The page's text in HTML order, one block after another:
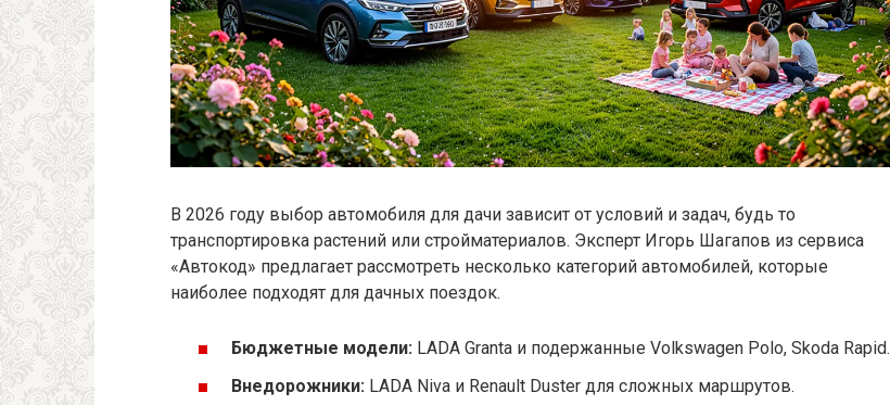
В 2026 году выбор автомобиля для дачи зависит от условий и задач, будь то
транспортировка растений или стройматериалов. Эксперт Игорь Шагапов из сервиса
«Автокод» предлагает рассмотреть несколько категорий автомобилей, которые
наиболее подходят для дачных поездок.
Бюджетные модели: LADA Granta и подержанные Volkswagen Polo, Skoda Rapid.
Внедорожники: LADA Niva и Renault Duster для сложных маршрутов.